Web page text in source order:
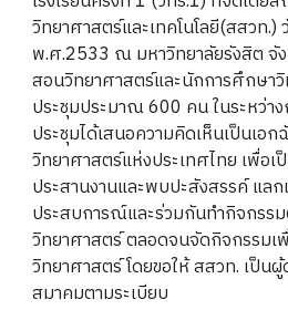
วิทยาศาสตร์และเทคโนโลยี(สสวท
พ.ศ.2533 ณ มหาวิทยาลัยรังสิต จั
สอนวิทยาศาสตร์และนักการศึกษาวิ
ประชุมประมาณ 600 คน ในระหว่าง
ประชุมได้เสนอความคิดเห็นเป็นเอ
วิทยาศาสตร์แห่งประเทศไทย เพื่อเ
ประสานงานและพบปะสังสรรค์ แลก
ประสบการณ์และร่วมกันทำกิจกรร
วิทยาศาสตร์ ตลอดจนจัดกิจกรรม
วิทยาศาสตร์ โดยขอให้ สสวท. เป็น
สมาคมตามระเบียบ